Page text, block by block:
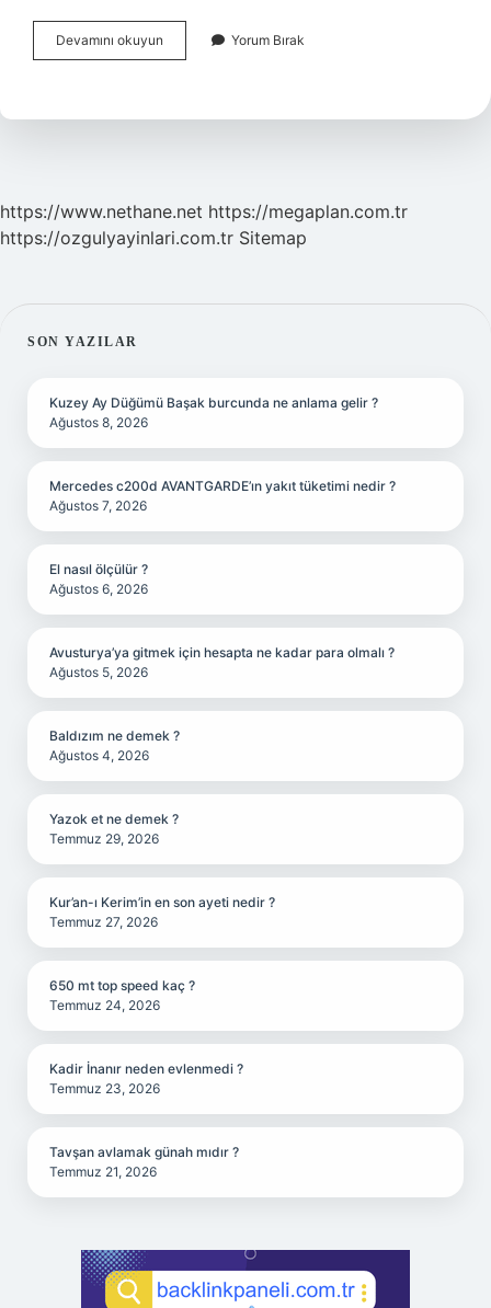
Devamını okuyun
4
Yorum Bırak
https://www.nethane.net https://megaplan.com.tr
https://ozgulyayinlari.com.tr Sitemap
SIDEBAR
SON YAZILAR
Kuzey Ay Düğümü Başak burcunda ne anlama gelir ?
Ağustos 8, 2026
Mercedes c200d AVANTGARDE’ın yakıt tüketimi nedir ?
Ağustos 7, 2026
El nasıl ölçülür ?
Ağustos 6, 2026
Avusturya’ya gitmek için hesapta ne kadar para olmalı ?
Ağustos 5, 2026
Baldızım ne demek ?
Ağustos 4, 2026
Yazok et ne demek ?
Temmuz 29, 2026
Kur’an-ı Kerim’in en son ayeti nedir ?
Temmuz 27, 2026
650 mt top speed kaç ?
Temmuz 24, 2026
Kadir İnanır neden evlenmedi ?
Temmuz 23, 2026
Tavşan avlamak günah mıdır ?
Temmuz 21, 2026